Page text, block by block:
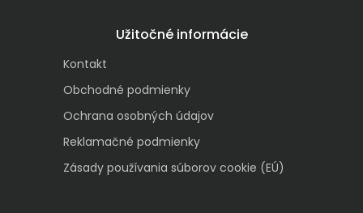
Užitočné informácie
Kontakt
Obchodné podmienky
Ochrana osobných údajov
Reklamačné podmienky
Zásady používania súborov cookie (EÚ)